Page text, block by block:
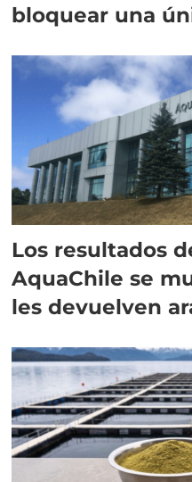
bloquear una
Los resultados
AquaChile se
les devuelven